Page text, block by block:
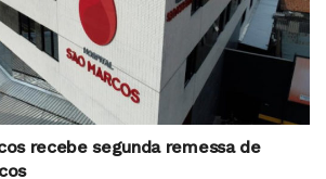
recebe segunda remessa de